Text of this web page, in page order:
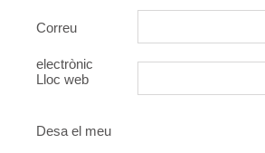
Correu
electrònic
Lloc web
Desa el meu